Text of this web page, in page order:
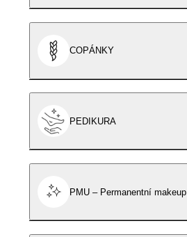
COPÁNKY
PEDIKURA
PMU – Permanentní makeup